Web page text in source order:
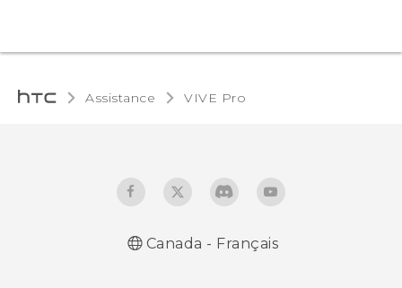
Assistance VIVE Pro‎
Canada - Français